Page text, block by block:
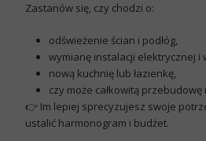
Zastanów się, czy chodzi o:
odświeżenie ścian i podłóg,
wymianę instalacji elektrycznej i
nową kuchnię lub łazienkę,
czy może całkowitą
👉 Im lepiej sprecyzujesz swoje
ustalić harmonogram i budżet.